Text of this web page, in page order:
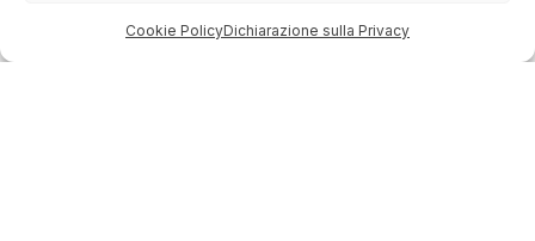
Cookie PolicyDichiarazione sulla Privacy